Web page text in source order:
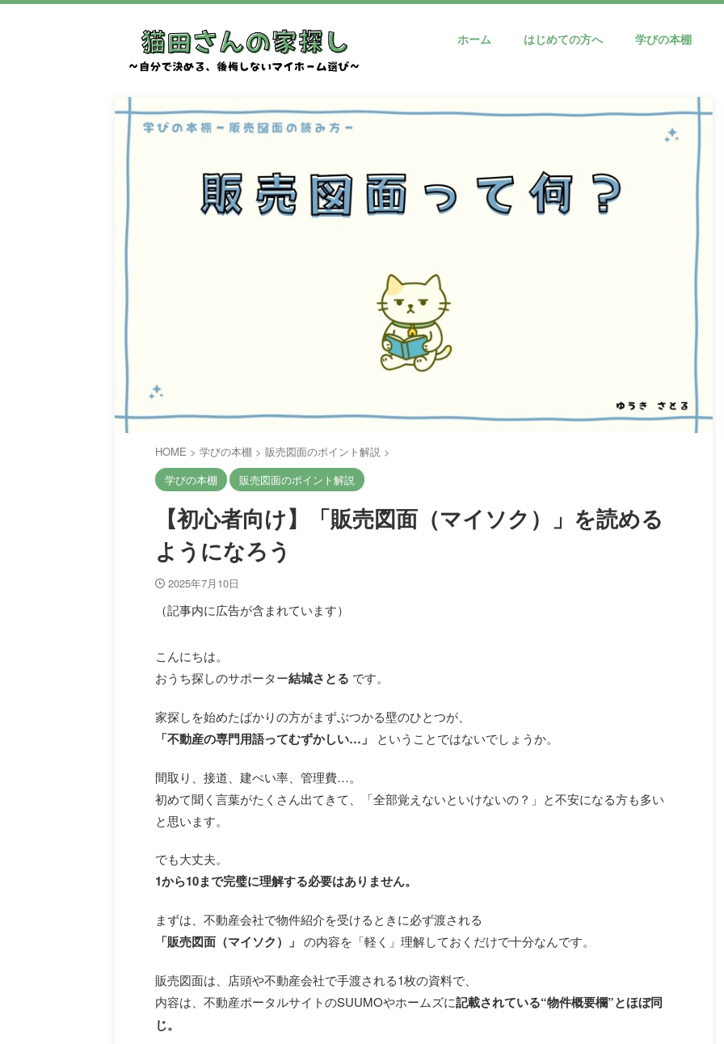
ホーム はじめての方へ 学びの本棚
HOME > 学びの本棚 > 販売図面のポイント解説 >
学びの本棚
販売図面のポイント解説
【初心者向け】「販売図面（マイソク）」を読める
ようになろう
2025年7月10日
（記事内に広告が含まれています）
こんにちは。
おうち探しのサポーター結城さとる です。
家探しを始めたばかりの方がまずぶつかる壁のひとつが、
「不動産の専門用語ってむずかしい…」 ということではないでしょうか。
間取り、接道、建ぺい率、管理費…。
初めて聞く言葉がたくさん出てきて、「全部覚えないといけないの？」と不安になる方も多い
と思います。
でも大丈夫。
1から10まで完璧に理解する必要はありません。
まずは、不動産会社で物件紹介を受けるときに必ず渡される
「販売図面（マイソク）」 の内容を「軽く」理解しておくだけで十分なんです。
販売図面は、店頭や不動産会社で手渡される1枚の資料で、
内容は、不動産ポータルサイトのSUUMOやホームズに記載されている“物件概要欄”とほぼ同
じ。